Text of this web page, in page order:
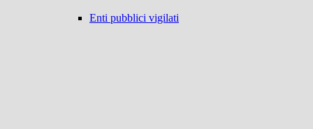
Enti pubblici vigilati